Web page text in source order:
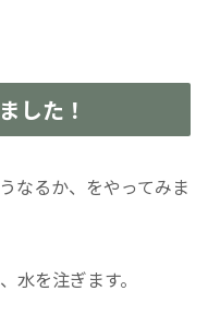
した！
なるか、をやってみま
水を注ぎます。